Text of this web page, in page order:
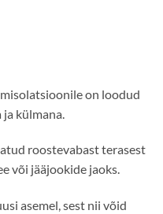
on loodud
külmana.
roostevabast terasest
või jääjookide jaoks.
asemel, sest nii võid